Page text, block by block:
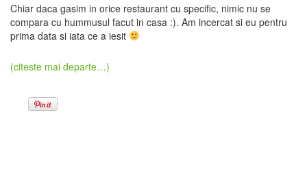
Chiar daca gasim in orice restaurant cu specific, nimic nu se
compara cu hummusul facut in casa :). Am incercat si eu pentru
prima data si iata ce a iesit
(citeste mai departe…)